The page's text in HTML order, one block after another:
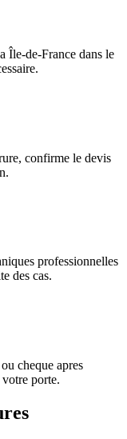
Île-de-France dans le
confirme le devis
professionnelles
des cas.
cheque apres
porte.